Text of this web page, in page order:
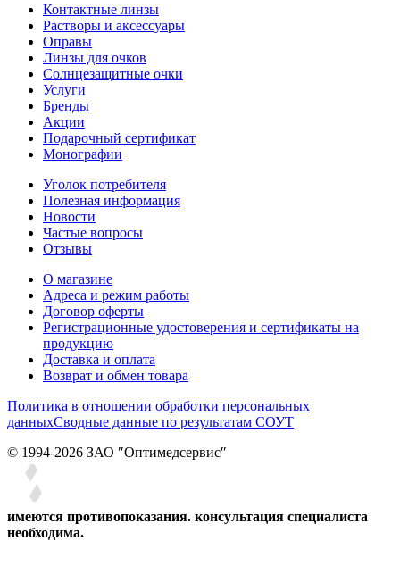
Контактные линзы
Растворы и аксессуары
Оправы
Линзы для очков
Солнцезащитные очки
Услуги
Бренды
Акции
Подарочный сертификат
Монографии
Уголок потребителя
Полезная информация
Новости
Частые вопросы
Отзывы
О магазине
Адреса и режим работы
Договор оферты
Регистрационные удостоверения и сертификаты на
продукцию
Доставка и оплата
Возврат и обмен товара
Политика в отношении обработки персональных
данныхСводные данные по результатам СОУТ
© 1994-2026 ЗАО ″Оптимедсервис″
имеются противопоказания. консультация специалиста
необходима.